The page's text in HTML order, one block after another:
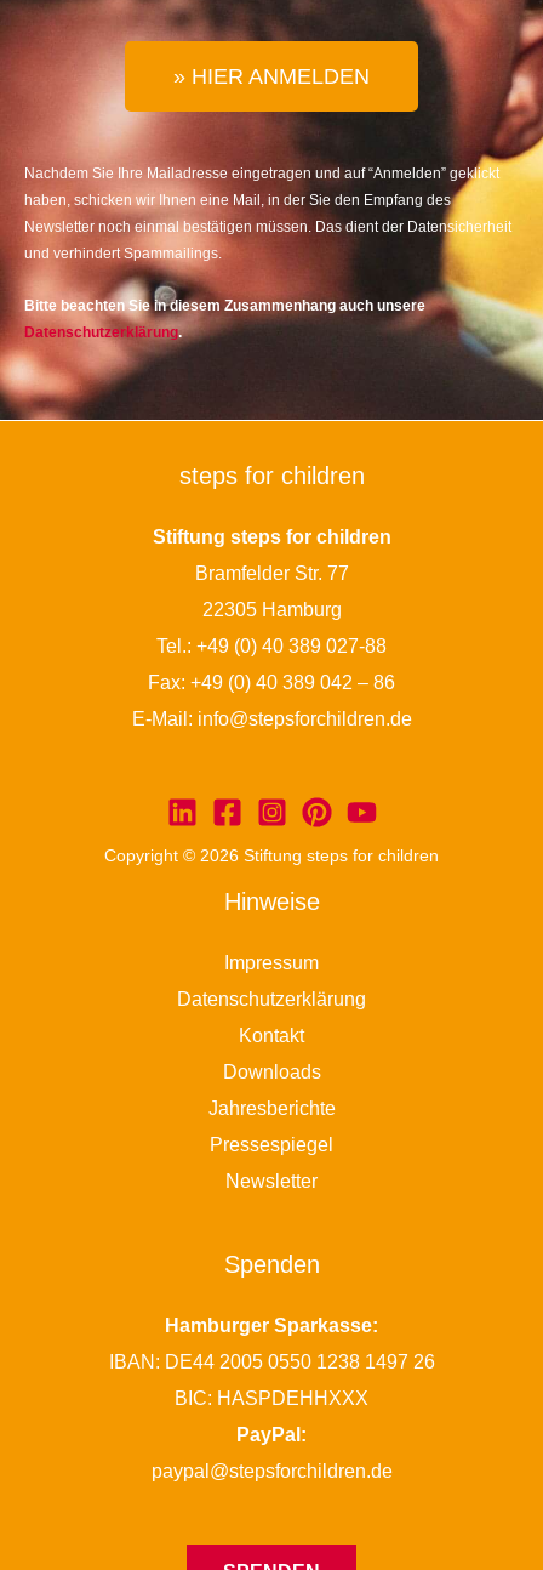
» HIER ANMELDEN
Nachdem Sie Ihre Mailadresse eingetragen und auf “Anmelden” geklickt
haben, schicken wir Ihnen eine Mail, in der Sie den Empfang des
Newsletter noch einmal bestätigen müssen. Das dient der Datensicherheit
und verhindert Spammailings.
Bitte beachten Sie in diesem Zusammenhang auch unsere
Datenschutzerklärung.
steps for children
Stiftung steps for children
Bramfelder Str. 77
22305 Hamburg
Tel.: +49 (0) 40 389 027-88
Fax: +49 (0) 40 389 042 – 86
E-Mail: info@stepsforchildren.de
Copyright © 2026 Stiftung steps for children
Hinweise
Impressum
Datenschutzerklärung
Kontakt
Downloads
Jahresberichte
Pressespiegel
Newsletter
Spenden
Hamburger Sparkasse:
IBAN: DE44 2005 0550 1238 1497 26
BIC: HASPDEHHXXX
PayPal:
paypal@stepsforchildren.de